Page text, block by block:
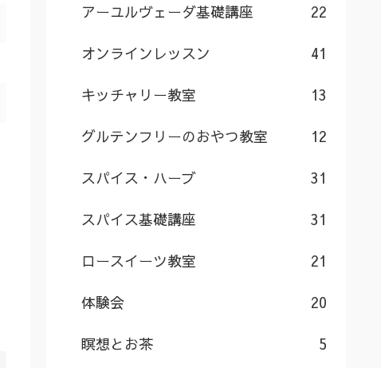
アーユルヴェーダ基礎講座 22
オンラインレッスン 41
キッチャリー教室 13
グルテンフリーのおやつ教室 12
スパイス・ハーブ 31
スパイス基礎講座 31
ロースイーツ教室 21
体験会 20
瞑想とお茶 5